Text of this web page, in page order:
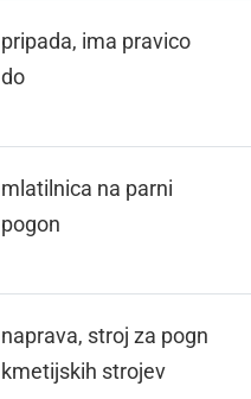
pripada, ima pravico
do
mlatilnica na parni
pogon
naprava, stroj za pogn
kmetijskih strojev